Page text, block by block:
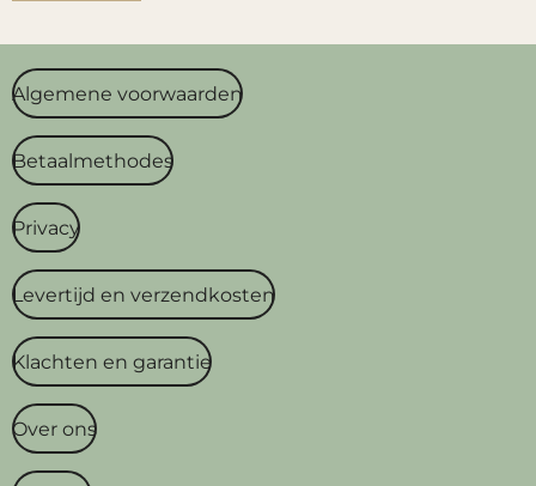
Algemene voorwaarden
Betaalmethodes
Privacy
Levertijd en verzendkosten
Klachten en garantie
Over ons